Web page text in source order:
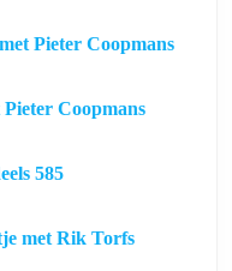
Pieter Coopmans
Pieter Coopmans
585
met Rik Torfs